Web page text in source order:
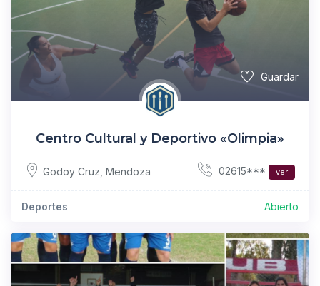
Guardar
Centro Cultural y Deportivo «Olimpia»
Godoy Cruz Mendoza 02615*** ver
Deportes Abierto